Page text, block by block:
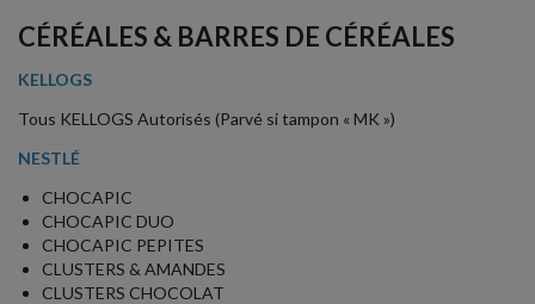
CÉRÉALES & BARRES DE CÉRÉALES
KELLOGS
Tous KELLOGS Autorisés (Parvé si tampon « MK »)
NESTLÉ
CHOCAPIC
CHOCAPIC DUO
CHOCAPIC PEPITES
CLUSTERS & AMANDES
CLUSTERS CHOCOLAT